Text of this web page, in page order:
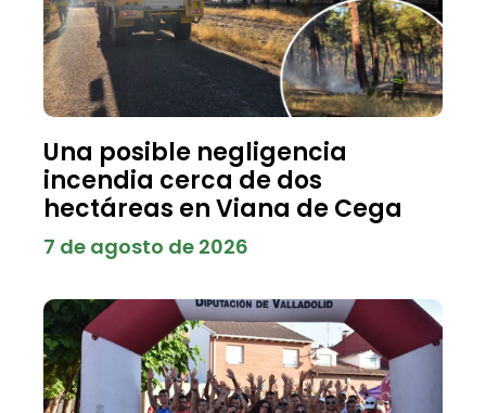
Una posible negligencia
incendia cerca de dos
hectáreas en Viana de Cega
7 de agosto de 2026